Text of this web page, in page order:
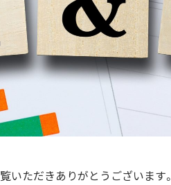
いただきありがとうございます。